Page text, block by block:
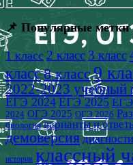
📌 Популярные метки
1 класс 2 класс 3 класс
класс8 класс9
2022-2023 учебный
ЕГЭ 2024 ЕГЭ 2025
2024 ОГЭ 2025 ОГЭ 2026
биология варианты и
демоверсия
история классный